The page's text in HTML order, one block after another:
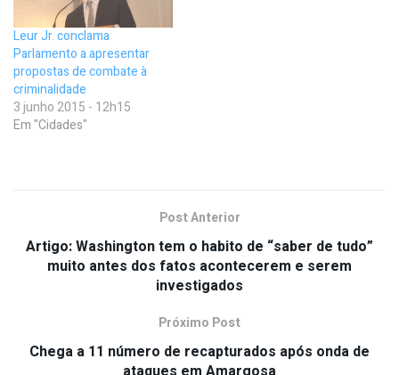
Leur Jr. conclama
Parlamento a apresentar
propostas de combate à
criminalidade
3 junho 2015 - 12h15
Em "Cidades"
Post Anterior
Artigo: Washington tem o habito de “saber de tudo”
muito antes dos fatos acontecerem e serem
investigados
Próximo Post
Chega a 11 número de recapturados após onda de